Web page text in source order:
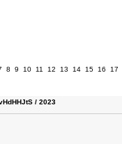
8 9 10 11 12 13 14 15 16 17
/ 2023